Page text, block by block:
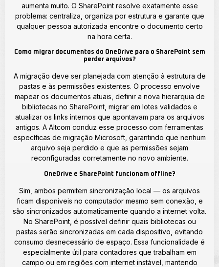
aumenta muito. O SharePoint resolve exatamente esse
problema: centraliza, organiza por estrutura e garante que
qualquer pessoa autorizada encontre o documento certo
na hora certa.
Como migrar documentos do OneDrive para o SharePoint sem
perder arquivos?
A migração deve ser planejada com atenção à estrutura de
pastas e às permissões existentes. O processo envolve
mapear os documentos atuais, definir a nova hierarquia de
bibliotecas no SharePoint, migrar em lotes validados e
atualizar os links internos que apontavam para os arquivos
antigos. A Altcom conduz esse processo com ferramentas
específicas de migração Microsoft, garantindo que nenhum
arquivo seja perdido e que as permissões sejam
reconfiguradas corretamente no novo ambiente.
OneDrive e SharePoint funcionam offline?
Sim, ambos permitem sincronização local — os arquivos
ficam disponíveis no computador mesmo sem conexão, e
são sincronizados automaticamente quando a internet volta.
No SharePoint, é possível definir quais bibliotecas ou
pastas serão sincronizadas em cada dispositivo, evitando
consumo desnecessário de espaço. Essa funcionalidade é
especialmente útil para contadores que trabalham em
campo ou em regiões com internet instável, mantendo